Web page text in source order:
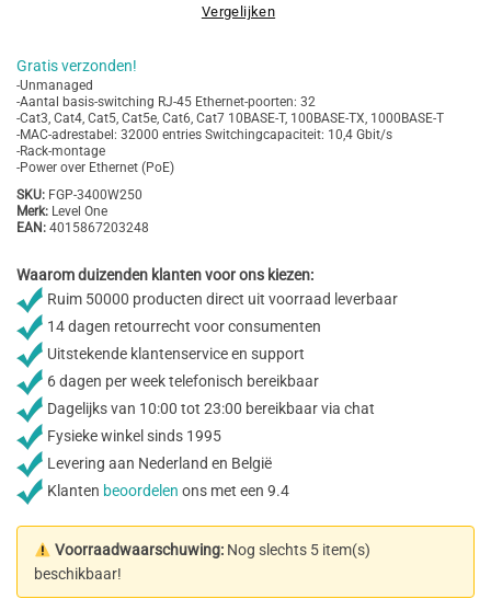
Vergelijken
Gratis verzonden!
-Unmanaged
-Aantal basis-switching RJ-45 Ethernet-poorten: 32
-Cat3, Cat4, Cat5, Cat5e, Cat6, Cat7 10BASE-T, 100BASE-TX, 1000BASE-T
-MAC-adrestabel: 32000 entries Switchingcapaciteit: 10,4 Gbit/s
-Rack-montage
-Power over Ethernet (PoE)
SKU: FGP-3400W250
Merk: Level One
EAN: 4015867203248
Waarom duizenden klanten voor ons kiezen:
Ruim 50000 producten direct uit voorraad leverbaar
14 dagen retourrecht voor consumenten
Uitstekende klantenservice en support
6 dagen per week telefonisch bereikbaar
Dagelijks van 10:00 tot 23:00 bereikbaar via chat
Fysieke winkel sinds 1995
Levering aan Nederland en België
Klanten beoordelen ons met een 9.4
Voorraadwaarschuwing: Nog slechts 5 item(s)
beschikbaar!